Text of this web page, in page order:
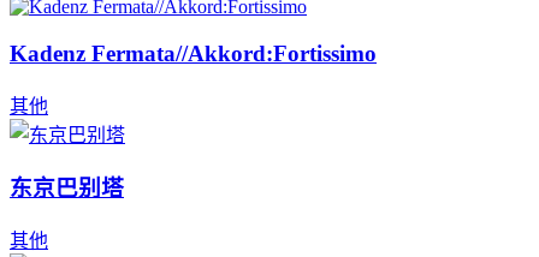
Kadenz Fermata//Akkord:Fortissimo
其他
东京巴别塔
其他